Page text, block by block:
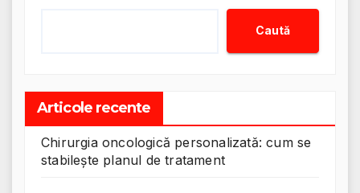
Caută
Articole recente
Chirurgia oncologică personalizată: cum se
stabilește planul de tratament